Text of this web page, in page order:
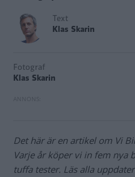
Text
Klas Skarin
Fotograf
Klas Skarin
Det här är en artikel om Vi
Varje år köper vi in fem nya
tuffa tester. Läs alla